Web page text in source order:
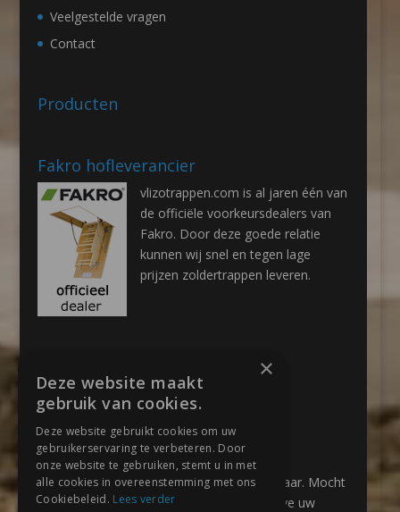
Veelgestelde vragen
Contact
Producten
Fakro hofleverancier
vlizotrappen.com is al jaren één van
de officiële voorkeursdealers van
Fakro. Door deze goede relatie
kunnen wij snel en tegen lage
prijzen zoldertrappen leveren.
vlizotrappen.com
Kraatsweg 2
6721 NS Bennekom
Tel: 0318795581
Helaas ben ik niet altijd telefonisch bereikbaar. Mocht
de telefoon niet worden opgenomen gelieve uw
×
Deze website maakt
gebruik van cookies.
Deze website gebruikt cookies om uw
gebruikerservaring te verbeteren. Door
onze website te gebruiken, stemt u in met
alle cookies in overeenstemming met ons
Cookiebeleid. Lees verder